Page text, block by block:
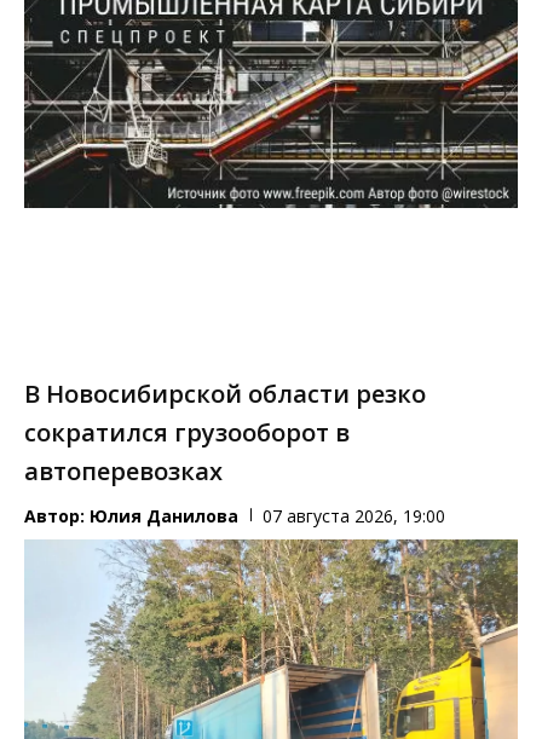
В Новосибирской области резко
сократился грузооборот в
автоперевозках
Автор: Юлия Данилова 07 августа 2026, 19:00